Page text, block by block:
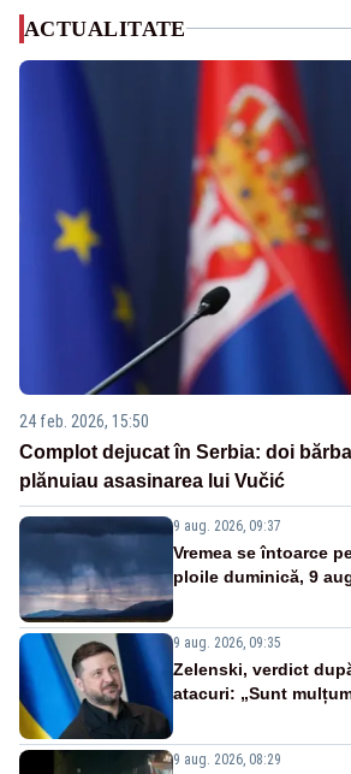
ACTUALITATE
24 feb. 2026, 15:50
Complot dejucat în Serbia: doi
plănuiau asasinarea lui Vučić
9 aug. 2026, 09:37
Vremea se întoarce
ploile duminică, 9
9 aug. 2026, 09:35
Zelenski, verdict
atacuri: „Sunt
9 aug. 2026, 08:29